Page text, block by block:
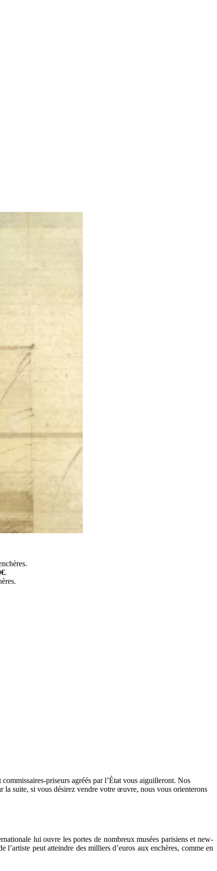
.
priseurs agréés par l’État vous aiguilleront. Nos
la suite, si vous désirez vendre votre œuvre, nous vous orienterons
lui ouvre les portes de nombreux musées parisiens et new-
peut atteindre des milliers d’euros aux enchères, comme en